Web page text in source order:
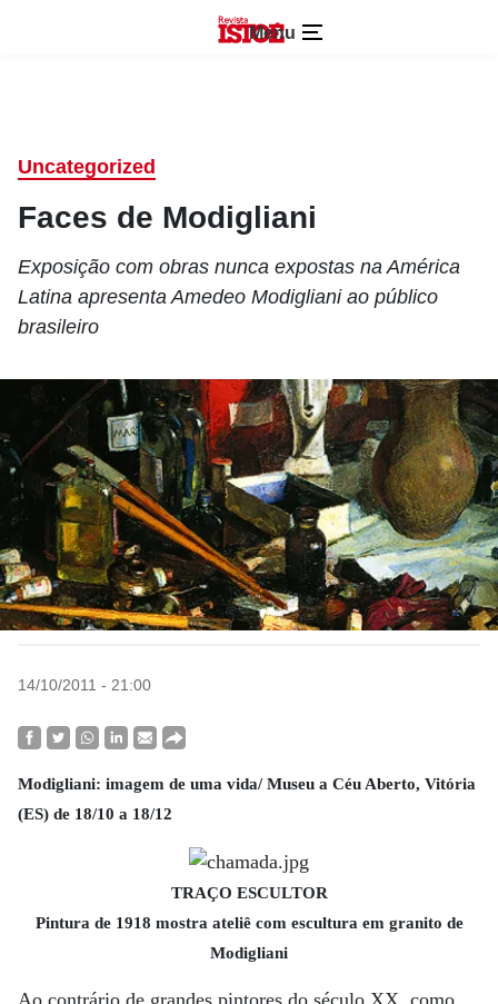
Menu
Uncategorized
Faces de Modigliani
Exposição com obras nunca expostas na América
Latina apresenta Amedeo Modigliani ao público
brasileiro
14/10/2011 - 21:00
Modigliani: imagem de uma vida/ Museu a Céu Aberto, Vitória
(ES) de 18/10 a 18/12
TRAÇO ESCULTOR
Pintura de 1918 mostra ateliê com escultura em granito de
Modigliani